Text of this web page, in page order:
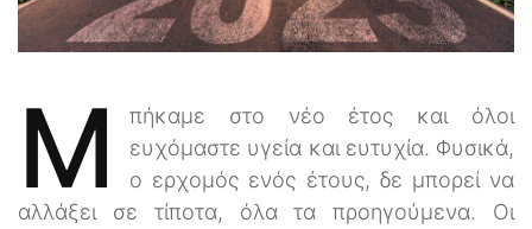
Μ
πήκαμε στο νέο έτος και όλοι
ευχόμαστε υγεία και ευτυχία. Φυσικά,
ο ερχομός ενός έτους, δε μπορεί να
αλλάξει σε τίποτα, όλα τα προηγούμενα. Οι